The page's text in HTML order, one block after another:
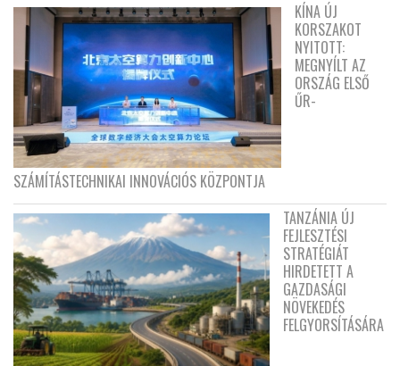
KÍNA ÚJ
KORSZAKOT
NYITOTT:
MEGNYÍLT AZ
ORSZÁG ELSŐ
ŰR-
SZÁMÍTÁSTECHNIKAI INNOVÁCIÓS KÖZPONTJA
TANZÁNIA ÚJ
FEJLESZTÉSI
STRATÉGIÁT
HIRDETETT A
GAZDASÁGI
NÖVEKEDÉS
FELGYORSÍTÁSÁRA